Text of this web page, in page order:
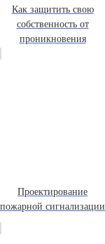
Как защитить свою
собственность от
проникновения
Проектирование
пожарной сигнализации